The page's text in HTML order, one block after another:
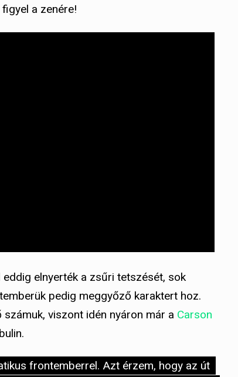
a zenére!
eddig elnyerték a zsűri tetszését, sok
pedig meggyőző karaktert hoz.
viszont idén nyáron már a Carson
frontemberrel. Azt érzem, hogy az út